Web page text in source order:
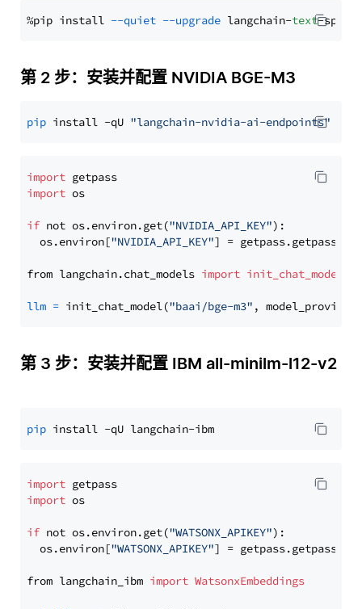
%pip install --quiet --upgrade langchain-text
第 2 步：安装并配置 NVIDIA BGE-M3
pip install -qU "langchain-nvidia-ai-endpoints"
import
import os
if not os.environ.get("NVIDIA_API_KEY"):
  os.environ[
"NVIDIA_API_KEY"] = getpass.getpass(
from langchain.chat_models import init_chat_model
llm = init_chat_model("baai/bge-m3" , model_provider=
第 3 步：安装并配置 IBM all-minilm-l12-v2
pip
import
import os
if not os.environ.get("WATSONX_APIKEY"):
  os.environ[
"WATSONX_APIKEY"] = getpass.getpass(
from langchain_ibm import WatsonxEmbeddings